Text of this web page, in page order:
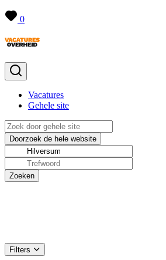
0
Vacatures
Gehele site
Filters